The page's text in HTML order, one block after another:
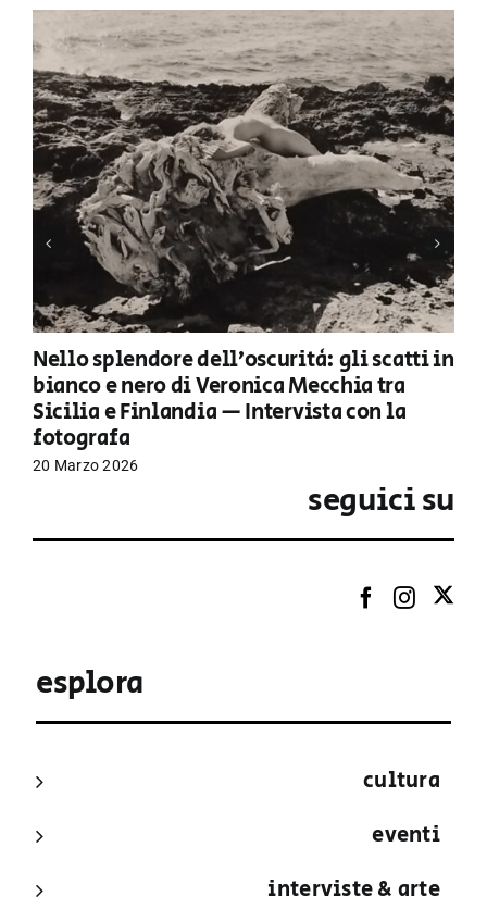
Nello splendore dell’oscurità: gli scatti in
bianco e nero di Veronica Mecchia tra
Sicilia e Finlandia — Intervista con la
fotografa
20 Marzo 2026
seguici su
esplora
cultura
eventi
interviste & arte